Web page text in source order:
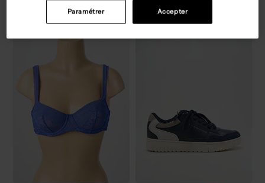
ACHAT EXPRESS ACHAT EXPRESS
Accepter
Paramétrer